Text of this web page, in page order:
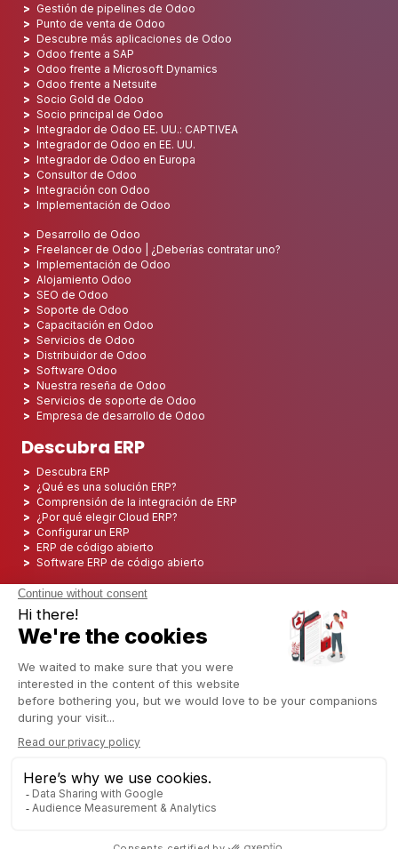
Gestión de pipelines de Odoo
Punto de venta de Odoo
Descubre más aplicaciones de Odoo
Odoo frente a SAP
Odoo frente a Microsoft Dynamics
Odoo frente a Netsuite
Socio Gold de Odoo
Socio principal de Odoo
Integrador de Odoo EE. UU.: CAPTIVEA
Integrador de Odoo en EE. UU.
Integrador de Odoo en Europa
Consultor de Odoo
Integración con Odoo
Implementación de Odoo
Desarrollo de Odoo
Freelancer de Odoo | ¿Deberías contratar uno?
Implementación de Odoo
Alojamiento Odoo
SEO de Odoo
Soporte de Odoo
Capacitación en Odoo
Servicios de Odoo
Distribuidor de Odoo
Software Odoo
Nuestra reseña de Odoo
Servicios de soporte de Odoo
Empresa de desarrollo de Odoo
Descubra ERP
Descubra ERP
¿Qué es una solución ERP?
Comprensión de la integración de ERP
¿Por qué elegir Cloud ERP?
Configurar un ERP
ERP de código abierto
Software ERP de código abierto
Los 5 mejores ERP de código abierto
Implementación de ERP
Integración ERP
Implementación de ERP
Proyecto ERP
Sistema ERP
Odoo ERP para el sector financiero
Odoo ERP para la industria de seguros
Odoo ERP para la industria de la impresión
Odoo ERP para la industria del cannabis/CBD
Odoo ERP para la industria manufacturera